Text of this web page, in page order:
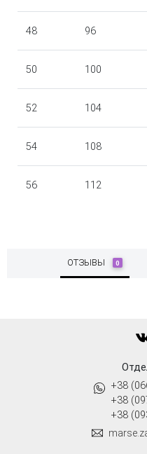
48 96
50 100
52 104
54 108
56 112
ОТЗЫВЫ 0
+38
+38
+38